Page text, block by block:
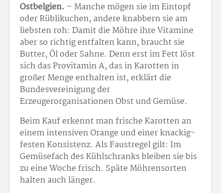
Ostbelgien. – Manche mögen sie im Eintopf
oder Rüblikuchen, andere knabbern sie am
liebsten roh: Damit die Möhre ihre Vitamine
aber so richtig entfalten kann, braucht sie
Butter, Öl oder Sahne. Denn erst im Fett löst
sich das Provitamin A, das in Karotten in
großer Menge enthalten ist, erklärt die
Bundesvereinigung der
Erzeugerorganisationen Obst und Gemüse.
Beim Kauf erkennt man frische Karotten an
einem intensiven Orange und einer knackig-
festen Konsistenz. Als Faustregel gilt: Im
Gemüsefach des Kühlschranks bleiben sie bis
zu eine Woche frisch. Späte Möhrensorten
halten auch länger.